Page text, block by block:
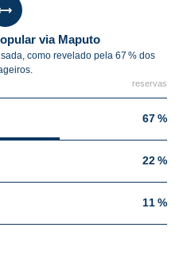
via Maputo
como revelado pela 67 % dos
reservas
67 %
22 %
11 %